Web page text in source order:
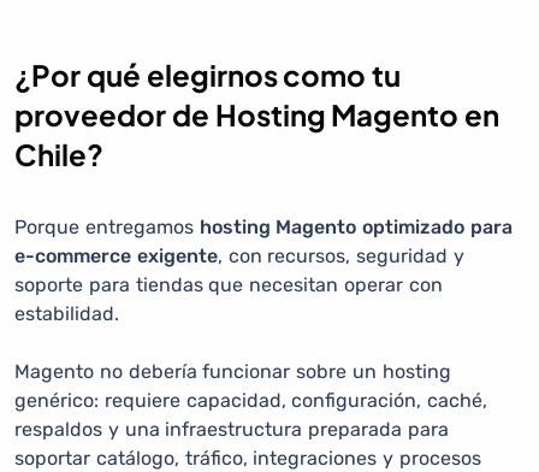
¿Por qué elegirnos como tu
proveedor de Hosting Magento en
Chile?
Porque entregamos hosting Magento optimizado para
e-commerce exigente, con recursos, seguridad y
soporte para tiendas que necesitan operar con
estabilidad.
Magento no debería funcionar sobre un hosting
genérico: requiere capacidad, configuración, caché,
respaldos y una infraestructura preparada para
soportar catálogo, tráfico, integraciones y procesos